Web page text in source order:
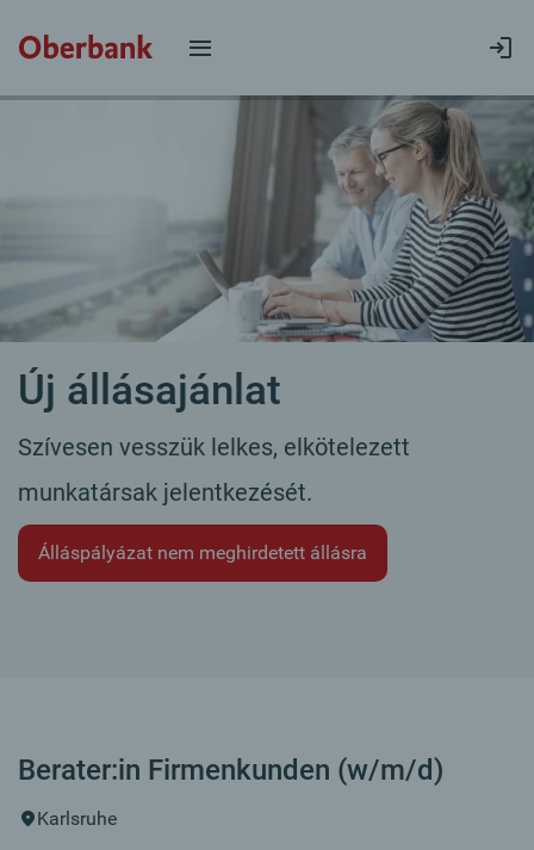
Új állásajánlat
Szívesen vesszük lelkes, elkötelezett
munkatársak jelentkezését.
Álláspályázat nem meghirdetett állásra
Berater:in Firmenkunden (w/m/d)
Karlsruhe